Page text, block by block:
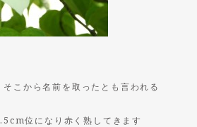
こから名前を取ったとも言われる
位になり赤く熟してきます